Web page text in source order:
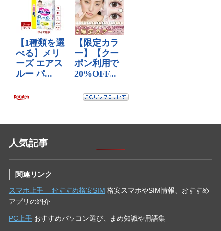
人気記事
関連リンク
スマホ上手 – おすすめ格安SIM 格安スマホやSIM情報、おすすめ
アプリの紹介
PC上手おすすめパソコン選び、まめ知識や用語集